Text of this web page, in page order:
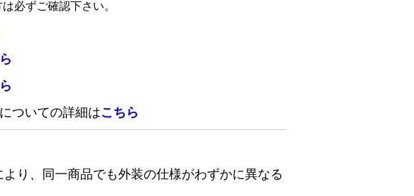
必ずご確認下さい。
ついての詳細はこちら
り、同一商品でも外装の仕様がわずかに異なる